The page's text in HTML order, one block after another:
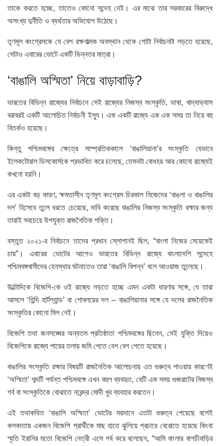
তাকে করতে হচ্ছে, তাতেও কোনো সন্দেহ নেই। এর মাঝে তার সরকারের বিরুদ্ধে
অসংখ্য দুর্নীতি ও ব্যর্থতার অভিযোগ উঠেছে।
তৃণমূল কংগ্রেসকে যে বেশ রক্ষণাত্মক অবস্থান থেকে গোটা নির্বাচনটা লড়তে হয়েছে,
সেটাও এবারের ভোটে একটি ভিন্নতর মাত্রা।
‘বাঙালি অস্মিতা’ নিয়ে বাড়াবাড়ি?
ভারতের বিভিন্ন রাজ্যের নির্বাচনে সেই রাজ্যের নিজস্ব সংস্কৃতি, ভাষা, খাদ্যাভ্যাস
বরাবরই একটি আলোচিত নির্বাচনী ইস্যু। এক একটি রাজ্যে এক এক সময় তা নিয়ে বহু
বিতর্কও হয়েছে।
কিন্তু পশ্চিমবঙ্গের ক্ষেত্রে সাম্প্রতিককালে ‘বাঙালিয়ানা’র সংস্কৃতি যেভাবে
ইলেকটোরাল ডিসকোর্সকে প্রভাবিত করে চলেছে, তেমনটা বোধহয় আর কোনো রাজ্যেই
কখনো হয়নি।
এর একটা বড় কারণ, ক্ষমতাসীন তৃণমূল কংগ্রেস চিরকাল নিজেদের ‘বাঙলা ও বাঙালির
দল’ হিসেবে তুলে ধরতে চেয়েছে, দাবি করেছে বাঙালির নিজস্ব সংস্কৃতি রক্ষার জন্য
তারাই সবচেয়ে উপযুক্ত রাজনৈতিক শক্তি।
বস্তুত ২০২১-র নির্বাচনে তাদের প্রধান স্লোগানই ছিল, “বাংলা নিজের মেয়েকেই
চায়”। এবারের ভোটের আগেও ভারতের বিভিন্ন রাজ্যে বাংলাদেশি সন্দেহে
পশ্চিমবঙ্গবাসীদের হেনস্থার ঘটনাতেও তারা ‘বাঙালি বিপন্ন’ বলে আওয়াজ তুলেছে।
উল্টোদিকে বিজেপি-কে ওই রাজ্যে লড়তে হচ্ছে এমন একটা ধারণার সঙ্গে, যে তারা
আসলে ‘হিন্দি হার্টল্যান্ড’ বা গোবলয়ের দল – বাঙালিয়ানার সঙ্গে যে দলের রাজনৈতিক
সংস্কৃতির কোনো মিল নেই।
বিজেপি তথা জনসঙ্ঘের অন্যতম প্রতিষ্ঠাতা পশ্চিমবঙ্গের ছিলেন, সেই যুক্তি দিয়েও
বিজেপিকে রাজ্যে পায়ের তলায় জমি পেতে বেশ বেগ পেতে হয়েছে।
বাঙালির সংস্কৃতি রক্ষার বিষয়টি রাজনৈতিক আলোচনায় এত গুরুত্ব পাওয়ার কারণেই
‘অস্মিতা’ শব্দটি পর্যন্ত পশ্চিমবঙ্গে এখন বহুল ব্যবহৃত, যেটি এক সময় গুজরাটের নিজস্ব
গর্ব বা সংস্কৃতিকে বোঝাতে নরেন্দ্র মোদী খুব ব্যবহার করতেন।
এই তথাকথিত ‘বাঙালি অস্মিতা’ ভোটের ময়দানে এতটা গুরুত্ব পেয়েছে বলেই
কলকাতায় একজন বিজেপি প্রার্থীকে মাছ হাতে ঝুলিয়ে প্রচারে বেরোতে হয়েছে কিংবা
স্মৃতি ইরানির মতো বিজেপি নেত্রী এসে গর্ব করে বলেছেন, “আমি বাংলার বাগচীবাড়ির